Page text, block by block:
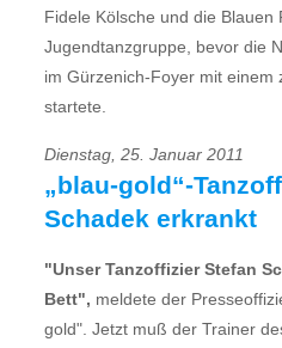
Fidele Kölsche und die
Jugendtanzgruppe, bevor die
im Gürzenich-Foyer mit einem
startete.
Dienstag, 25. Januar 2011
„blau-gold“-
Schadek erkrankt
"Unser Tanzoffizier Stefan
Bett", meldete der
gold". Jetzt muß der Trainer